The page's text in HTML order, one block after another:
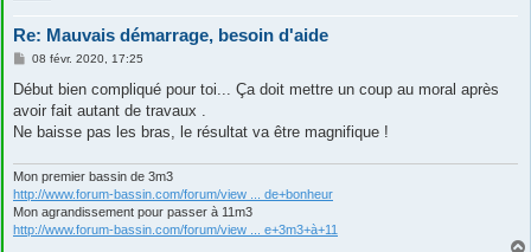
Re: Mauvais démarrage, besoin d'aide
M
s
a
g
08 févr. 2020, 17:25
Début bien compliqué pour toi... Ça doit mettre un coup au moral après
avoir fait autant de travaux .
Ne baisse pas les bras, le résultat va être magnifique !
Mon premier bassin de 3m3
http://www.forum-bassin.com/forum/view ... de+bonheur
Mon agrandissement pour passer à 11m3
http://www.forum-bassin.com/forum/view ... e+3m3+à+11